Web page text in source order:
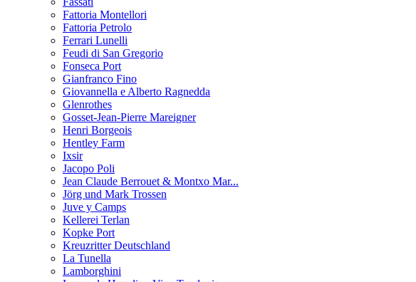
Fattoria Montellori
Fattoria Petrolo
Ferrari Lunelli
Feudi di San Gregorio
Fonseca Port
Gianfranco Fino
Giovannella e Alberto Ragnedda
Glenrothes
Gosset-Jean-Pierre Mareigner
Henri Borgeois
Hentley Farm
Ixsir
Jacopo Poli
Jean Claude Berrouet & Montxo Mar...
Jörg und Mark Trossen
Juve y Camps
Kellerei Terlan
Kopke Port
Kreuzritter Deutschland
La Tunella
Lamborghini